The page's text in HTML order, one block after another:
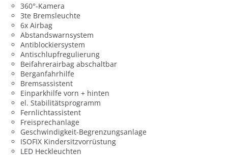
360°-Kamera
3te Bremsleuchte
6x Airbag
Abstandswarnsystem
Antiblockiersystem
Antischlupfregulierung
Beifahrerairbag abschaltbar
Berganfahrhilfe
Bremsassistent
Einparkhilfe vorn + hinten
el. Stabilitätsprogramm
Fernlichtassistent
Freisprechanlage
Geschwindigkeit-Begrenzungsanlage
ISOFIX Kindersitzvorrüstung
LED Heckleuchten